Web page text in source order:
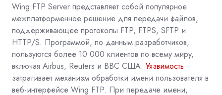
Wing FTP Server представляет собой популярное
межплатформенное решение для передачи файлов,
поддерживающее протоколы FTP, FTPS, SFTP и
HTTP/S. Программой, по данным разработчиков,
пользуются более 10 000 клиентов по всему миру,
включая Airbus, Reuters и ВВС США. Уязвимость
затрагивает механизм обработки имени пользователя в
веб-интерфейсе Wing FTP. При передаче имени,